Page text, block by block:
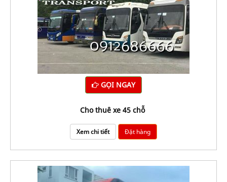
GỌI NGAY
cho thuê xe 45 chỗ
Xem chi tiết Đặt hàng